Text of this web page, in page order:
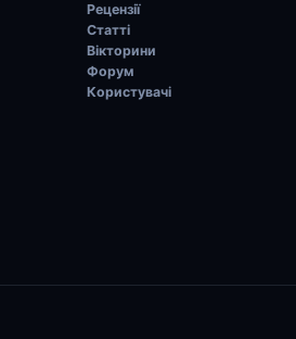
Рецензії
Статті
Вікторини
Форум
Користувачі